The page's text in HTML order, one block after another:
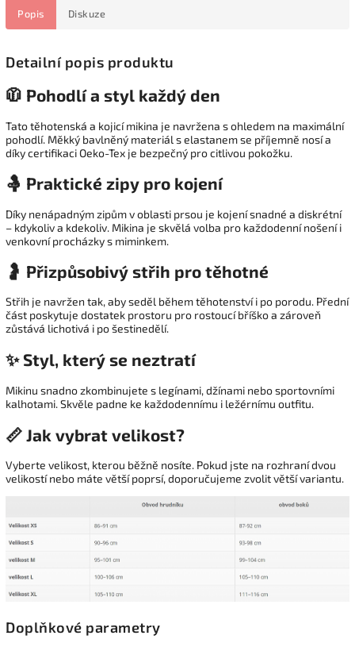
Popis Diskuze
Detailní popis produktu
🧥 Pohodlí a styl každý den
Tato těhotenská a kojicí mikina je navržena s ohledem na maximální
pohodlí. Měkký bavlněný materiál s elastanem se příjemně nosí a
díky certifikaci Oeko-Tex je bezpečný pro citlivou pokožku.
🤱 Praktické zipy pro kojení
Díky nenápadným zipům v oblasti prsou je kojení snadné a diskrétní
– kdykoliv a kdekoliv. Mikina je skvělá volba pro každodenní nošení i
venkovní procházky s miminkem.
🤰 Přizpůsobivý střih pro těhotné
Střih je navržen tak, aby seděl během těhotenství i po porodu. Přední
část poskytuje dostatek prostoru pro rostoucí bříško a zároveň
zůstává lichotivá i po šestinedělí.
✨ Styl, který se neztratí
Mikinu snadno zkombinujete s legínami, džínami nebo sportovními
kalhotami. Skvěle padne ke každodennímu i ležérnímu outfitu.
📏 Jak vybrat velikost?
Vyberte velikost, kterou běžně nosíte. Pokud jste na rozhraní dvou
velikostí nebo máte větší poprsí, doporučujeme zvolit větší variantu.
Doplňkové parametry